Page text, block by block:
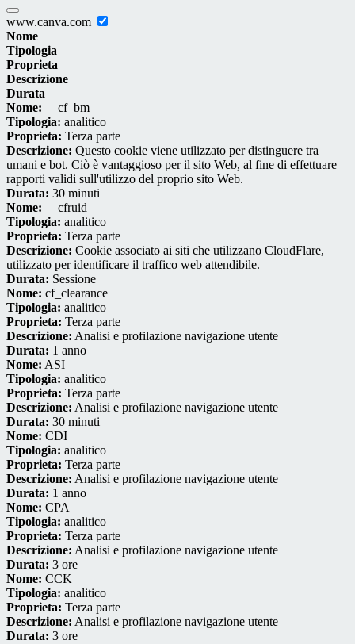
www.canva.com
Nome
Tipologia
Proprieta
Descrizione
Durata
Nome: __cf_bm
Tipologia: analitico
Proprieta: Terza parte
Descrizione: Questo cookie viene utilizzato per distinguere tra
umani e bot. Ciò è vantaggioso per il sito Web, al fine di effettuare
rapporti validi sull'utilizzo del proprio sito Web.
Durata: 30 minuti
Nome: __cfruid
Tipologia: analitico
Proprieta: Terza parte
Descrizione: Cookie associato ai siti che utilizzano CloudFlare,
utilizzato per identificare il traffico web attendibile.
Durata: Sessione
Nome: cf_clearance
Tipologia: analitico
Proprieta: Terza parte
Descrizione: Analisi e profilazione navigazione utente
Durata: 1 anno
Nome: ASI
Tipologia: analitico
Proprieta: Terza parte
Descrizione: Analisi e profilazione navigazione utente
Durata: 30 minuti
Nome: CDI
Tipologia: analitico
Proprieta: Terza parte
Descrizione: Analisi e profilazione navigazione utente
Durata: 1 anno
Nome: CPA
Tipologia: analitico
Proprieta: Terza parte
Descrizione: Analisi e profilazione navigazione utente
Durata: 3 ore
Nome: CCK
Tipologia: analitico
Proprieta: Terza parte
Descrizione: Analisi e profilazione navigazione utente
Durata: 3 ore